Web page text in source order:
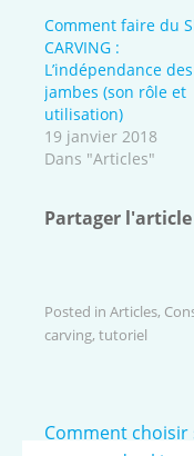
Comment faire du
CARVING :
L’indépendance des
jambes (son rôle et
utilisation)
19 janvier 2018
Dans "Articles"
Partager l'article
Posted in Articles,
carving, tutoriel
Navigation
Comment choisir